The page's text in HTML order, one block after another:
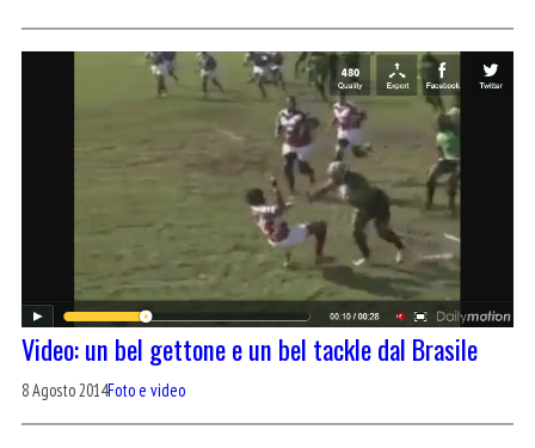
Video: un bel gettone e un bel tackle dal Brasile
8 Agosto 2014Foto e video